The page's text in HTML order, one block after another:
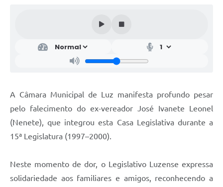
A Câmara Municipal de Luz manifesta profundo pesar
pelo falecimento do ex-vereador José Ivanete Leonel
(Nenete), que integrou esta Casa Legislativa durante a
15ª Legislatura (1997–2000).
Neste momento de dor, o Legislativo Luzense expressa
solidariedade aos familiares e amigos, reconhecendo a